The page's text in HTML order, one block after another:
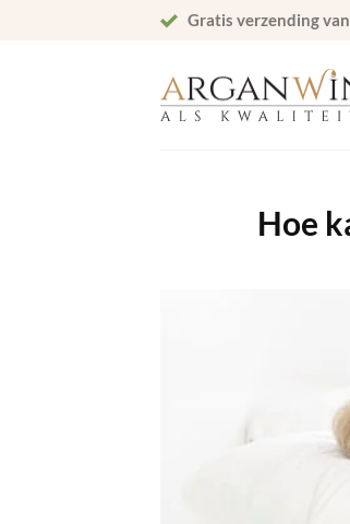
Gratis verzending
Hoe